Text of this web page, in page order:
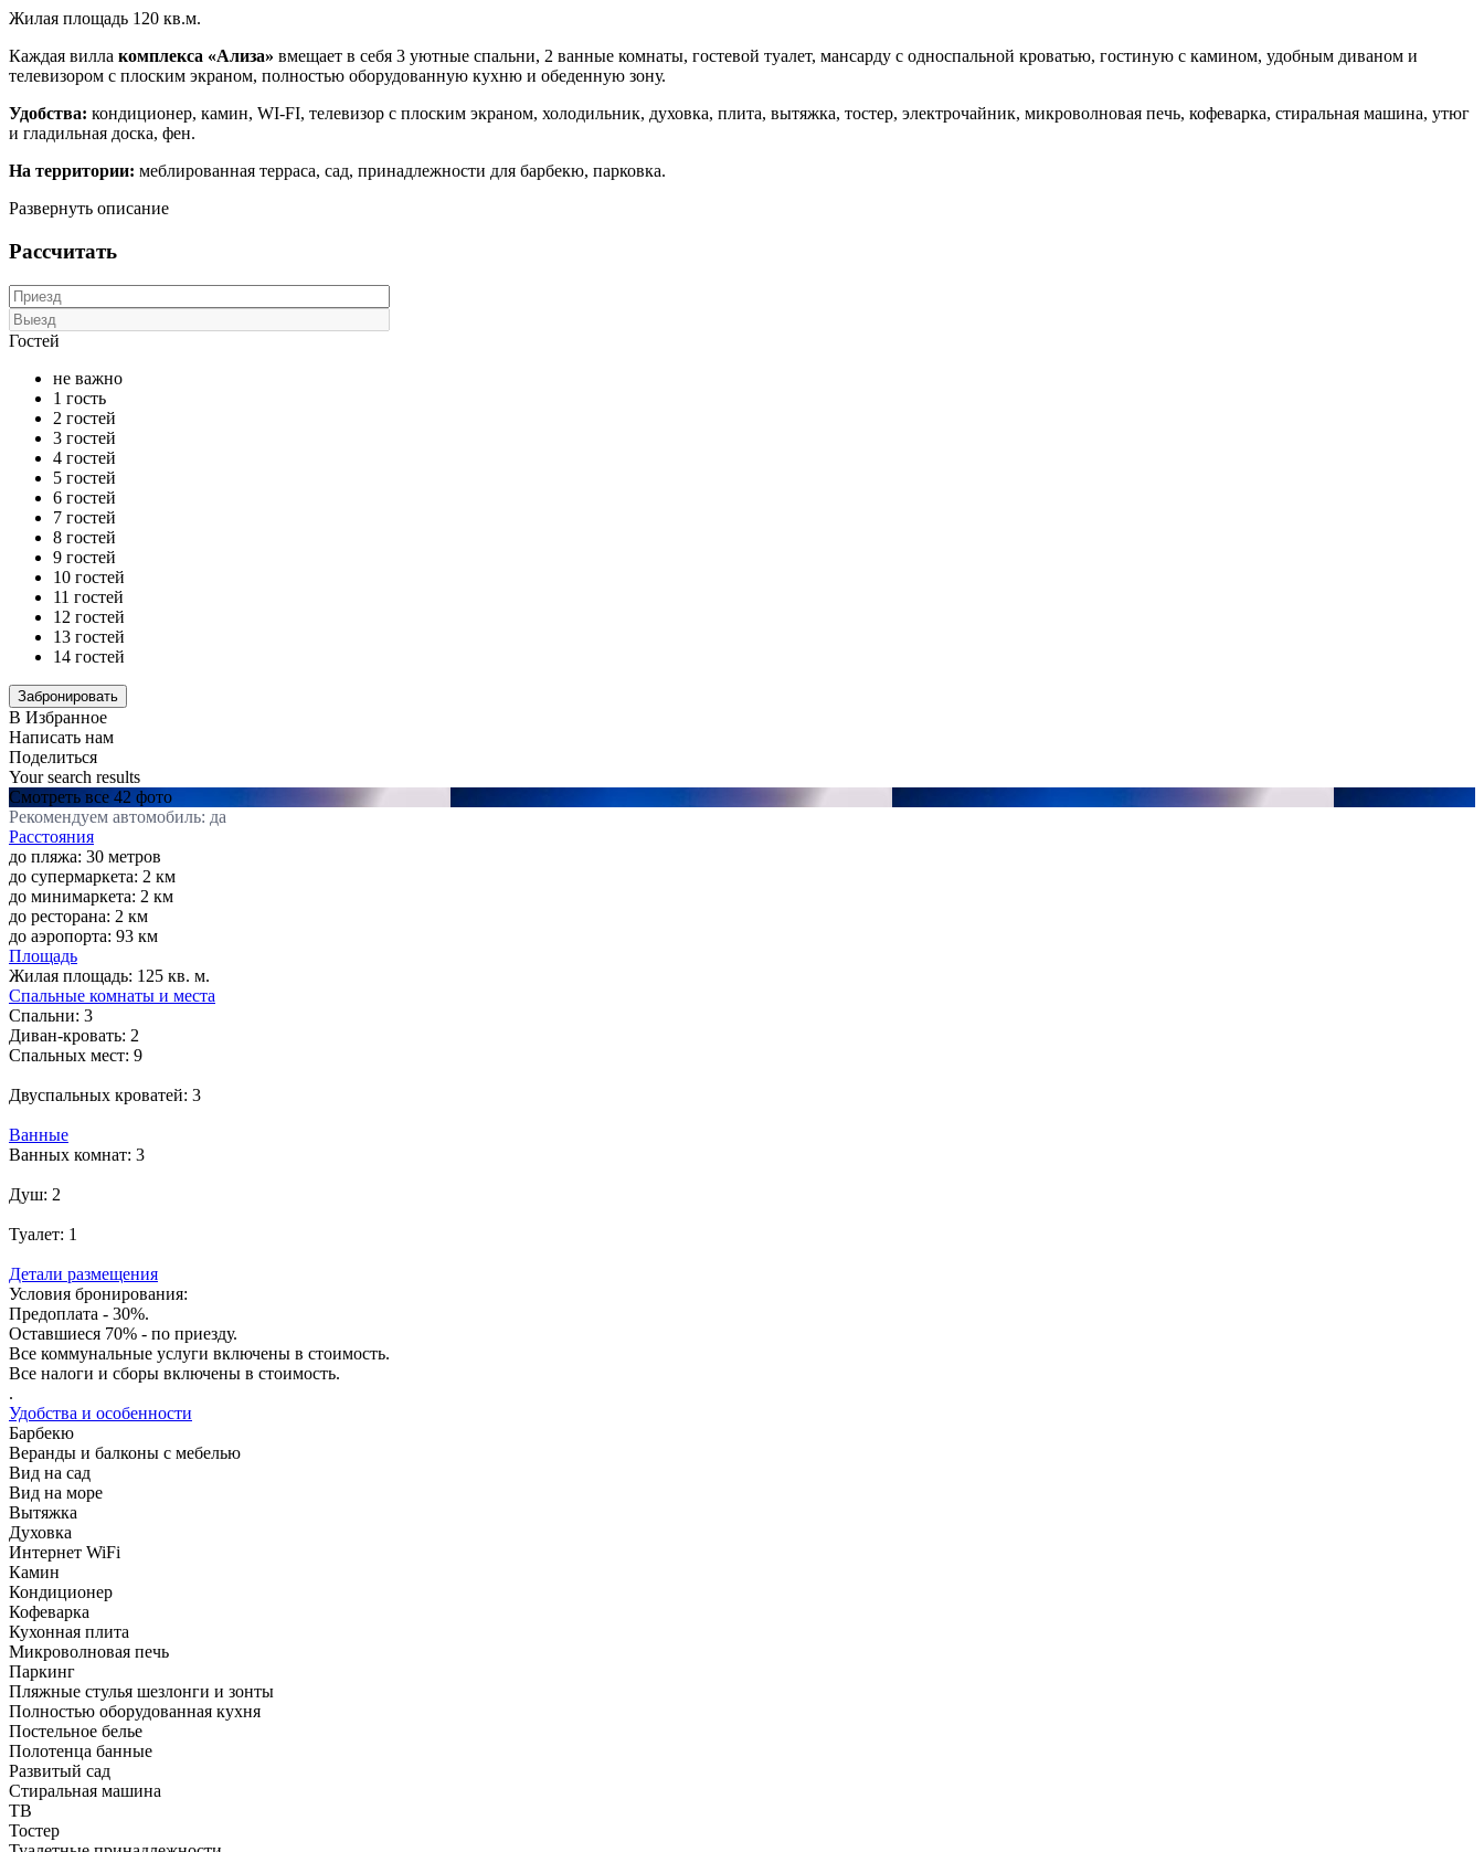
Жилая площадь 120 кв.м.
Каждая вилла комплекса «Ализа» вмещает в себя 3 уютные спальни, 2 ванные комнаты, гостевой туалет, мансарду с односпальной кроватью, гостиную с камином, удобным диваном и
телевизором с плоским экраном, полностью оборудованную кухню и обеденную зону.
Удобства: кондиционер, камин, WI-FI, телевизор с плоским экраном, холодильник, духовка, плита, вытяжка, тостер, электрочайник, микроволновая печь, кофеварка, стиральная машина, утюг
и гладильная доска, фен.
На территории: меблированная терраса, сад, принадлежности для барбекю, парковка.
Развернуть описание
Рассчитать
Гостей
не важно
1 гость
2 гостей
3 гостей
4 гостей
5 гостей
6 гостей
7 гостей
8 гостей
9 гостей
10 гостей
11 гостей
12 гостей
13 гостей
14 гостей
В Избранное
Написать нам
Поделиться
Your search results
Смотреть все 42 фото
Рекомендуем автомобиль: да
Расстояния
до пляжа: 30 метров
до супермаркета: 2 км
до минимаркета: 2 км
до ресторана: 2 км
до аэропорта: 93 км
Площадь
Жилая площадь: 125 кв. м.
Спальные комнаты и места
Спальни: 3
Диван-кровать: 2
Спальных мест: 9
Двуспальных кроватей: 3
Ванные
Ванных комнат: 3
Душ: 2
Туалет: 1
Детали размещения
Условия бронирования:
Предоплата - 30%.
Оставшиеся 70% - по приезду.
Все коммунальные услуги включены в стоимость.
Все налоги и сборы включены в стоимость.
.
Удобства и особенности
Барбекю
Веранды и балконы с мебелью
Вид на сад
Вид на море
Вытяжка
Духовка
Интернет WiFi
Камин
Кондиционер
Кофеварка
Кухонная плита
Микроволновая печь
Паркинг
Пляжные стулья шезлонги и зонты
Полностью оборудованная кухня
Постельное белье
Полотенца банные
Развитый сад
Стиральная машина
ТВ
Тостер